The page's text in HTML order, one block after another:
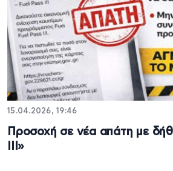
15.04.2026, 19:46
Προσοχή σε νέα απάτη με
III»